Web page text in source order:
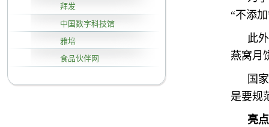
拜发
中国数字科技馆
雅培
食品伙伴网
“不添
此
燕窝月
国
是要规
亮